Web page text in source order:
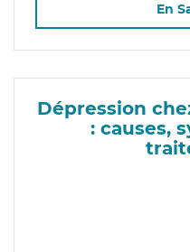
En
Dépression
: causes,